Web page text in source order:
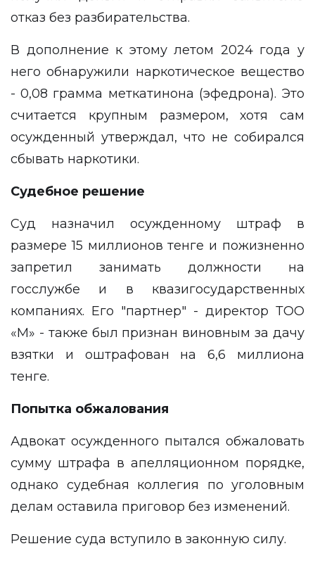
отказ без разбирательства.
В дополнение к этому летом 2024 года у
него обнаружили наркотическое вещество
- 0,08 грамма меткатинона (эфедрона). Это
считается крупным размером, хотя сам
осужденный утверждал, что не собирался
сбывать наркотики.
Судебное решение
Суд назначил осужденному штраф в
размере 15 миллионов тенге и пожизненно
запретил занимать должности на
госслужбе и в квазигосударственных
компаниях. Его "партнер" - директор ТОО
«М» - также был признан виновным за дачу
взятки и оштрафован на 6,6 миллиона
тенге.
Попытка обжалования
Адвокат осужденного пытался обжаловать
сумму штрафа в апелляционном порядке,
однако судебная коллегия по уголовным
делам оставила приговор без изменений.
Решение суда вступило в законную силу.